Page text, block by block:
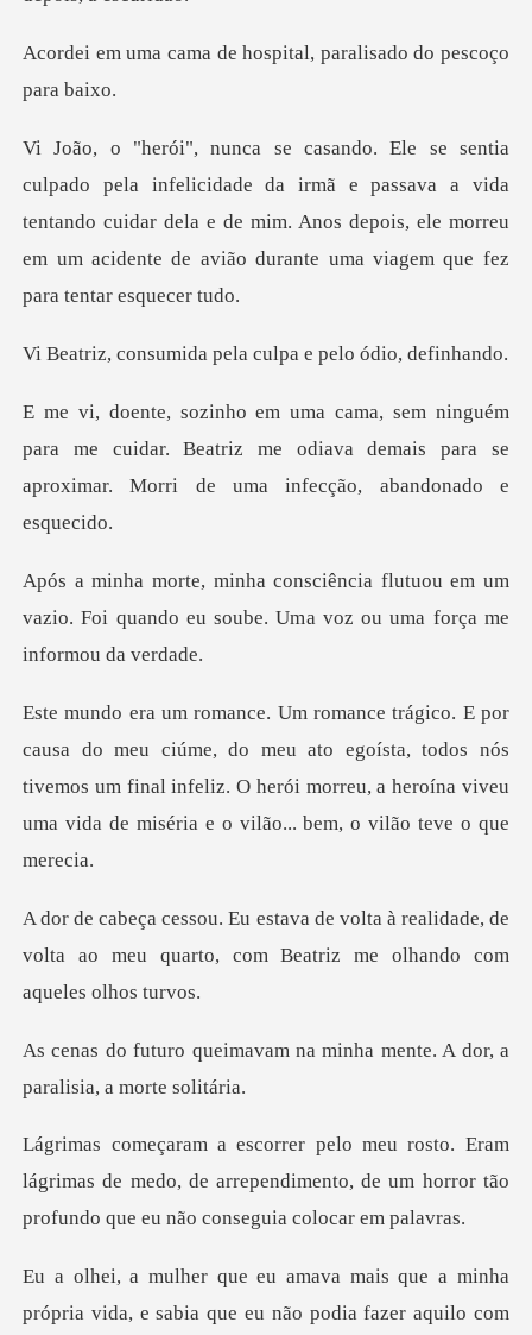
hospital, paralisado
da irmã e passava a vida
tentando cuidar dela e de mim. Anos depois, ele morre
da pela culpa e pel
ra me cuidar. Beatriz me odiava demais para se
aprox
tuou em um
vazio. Foi quando eu soube. Um
meu ato egoísta, todos nós
tivemos um final infeliz. O herói morreu, a her
à realidade, de
volta ao meu quarto, com
m na minha mente. A dor, a
lágrimas de medo, de arrependimento, de um horror t
própria vida, e sabia que eu não podia fazer aqui